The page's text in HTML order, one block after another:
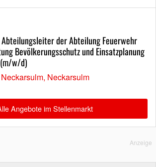
der Abteilung Feuerwehr
Bevölkerungsschutz und Einsatzplanung
w/d)
Neckarsulm
Angebote im Stellenmarkt
Anzeige